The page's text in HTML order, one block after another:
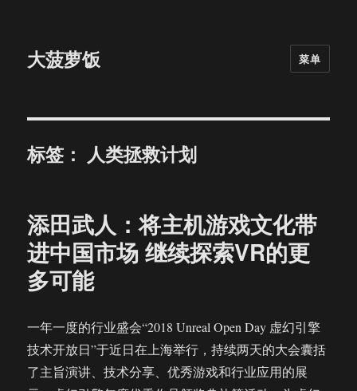
大菠萝饭 菜单
标签： 人类拯救计划
添田武人：将主机游戏文化带
进中国市场 继续探索VR的更
多可能
一年一度的行业盛会“2018 Unreal Open Day 虚幻引擎
技术开放日”于近日在上海举行，持续两天的大会囊括
了主旨演讲、技术分享、优秀游戏和行业应用的展